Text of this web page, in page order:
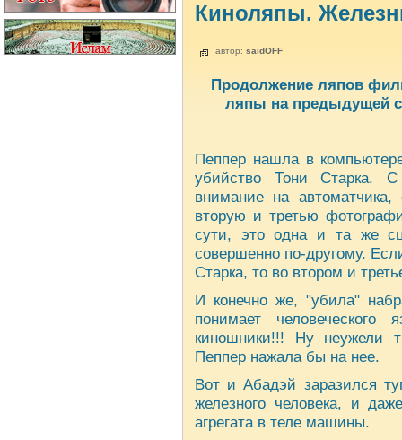
Киноляпы.
автор: saidOFF
Продолжение ляпов
ляпы на предыдущей
Пеппер нашла в
убийство Тони Старка.
внимание на
вторую и третью
сути, это одна и та же
совершенно по-другому.
Старка, то во втором и
И конечно же, "убила"
понимает
киношники!!! Ну неужели
Пеппер нажала бы на нее.
Вот и Абадэй заразился
железного человека, и
агрегата в теле машины.